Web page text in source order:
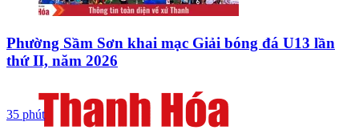
Phường Sầm Sơn khai mạc Giải bóng đá U13 lần
thứ II, năm 2026
35 phút